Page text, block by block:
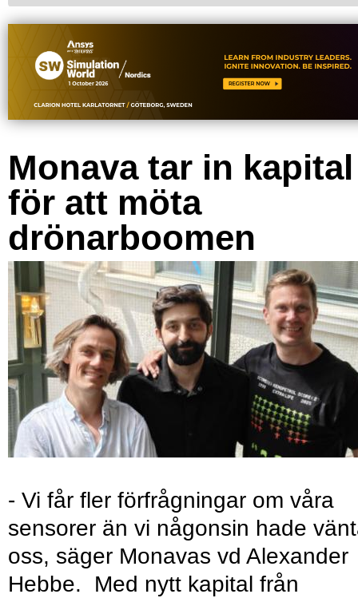
Monava tar in kapital
för att möta
drönarboomen
- Vi får fler förfrågningar om våra
sensorer än vi någonsin hade
oss, säger Monavas vd Alexander
Hebbe. Med nytt kapital från